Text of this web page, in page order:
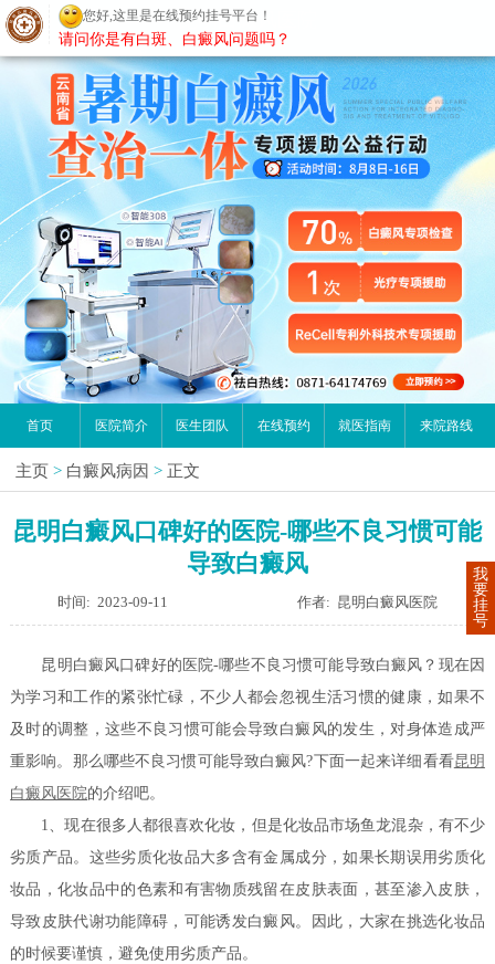
昆明白癜风医院
首页 医院简介 医生团队 在线预约 就医指南 来院路线
主页 > 白癜风病因 > 正文
昆明白癜风口碑好的医院-哪些不良习惯可能
导致白癜风
时间: 2023-09-11 作者: 昆明白癜风医院
昆明白癜风口碑好的医院-哪些不良习惯可能导致白癜风？现在因
为学习和工作的紧张忙碌，不少人都会忽视生活习惯的健康，如果不
及时的调整，这些不良习惯可能会导致白癜风的发生，对身体造成严
重影响。那么哪些不良习惯可能导致白癜风?下面一起来详细看看昆明
白癜风医院的介绍吧。
1、现在很多人都很喜欢化妆，但是化妆品市场鱼龙混杂，有不少
劣质产品。这些劣质化妆品大多含有金属成分，如果长期误用劣质化
妆品，化妆品中的色素和有害物质残留在皮肤表面，甚至渗入皮肤，
导致皮肤代谢功能障碍，可能诱发白癜风。因此，大家在挑选化妆品
的时候要谨慎，避免使用劣质产品。
我
要
挂
号
您好,这里是在线预约挂号平台！
请问你是有白斑、白癜风问题吗？